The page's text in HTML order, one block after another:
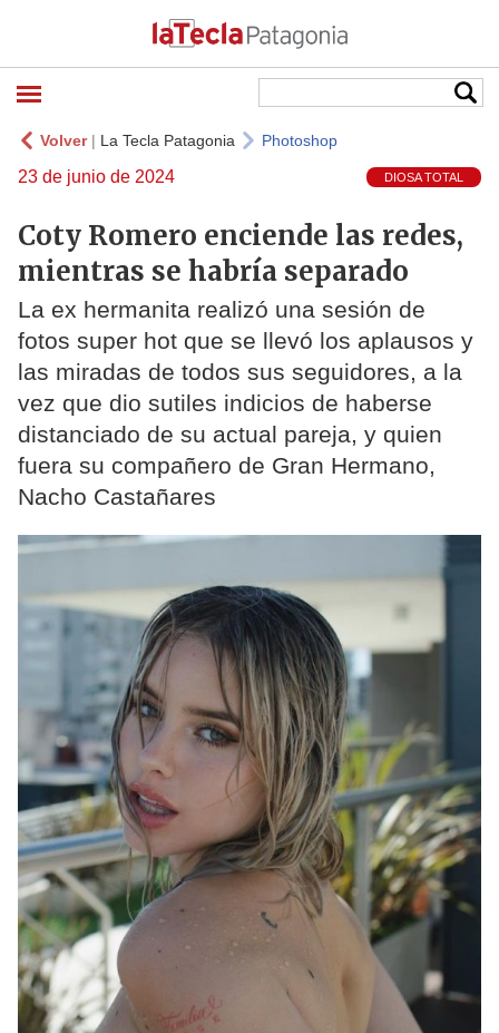
Volver| La Tecla Patagonia Photoshop
23 de junio de 2024 DIOSA TOTAL
Coty Romero enciende las redes,
mientras se habría separado
La ex hermanita realizó una sesión de
fotos super hot que se llevó los aplausos y
las miradas de todos sus seguidores, a la
vez que dio sutiles indicios de haberse
distanciado de su actual pareja, y quien
fuera su compañero de Gran Hermano,
Nacho Castañares